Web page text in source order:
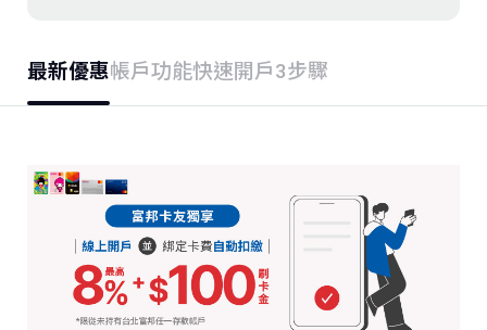
數位服務
最新優惠帳戶功能快速開戶3步驟